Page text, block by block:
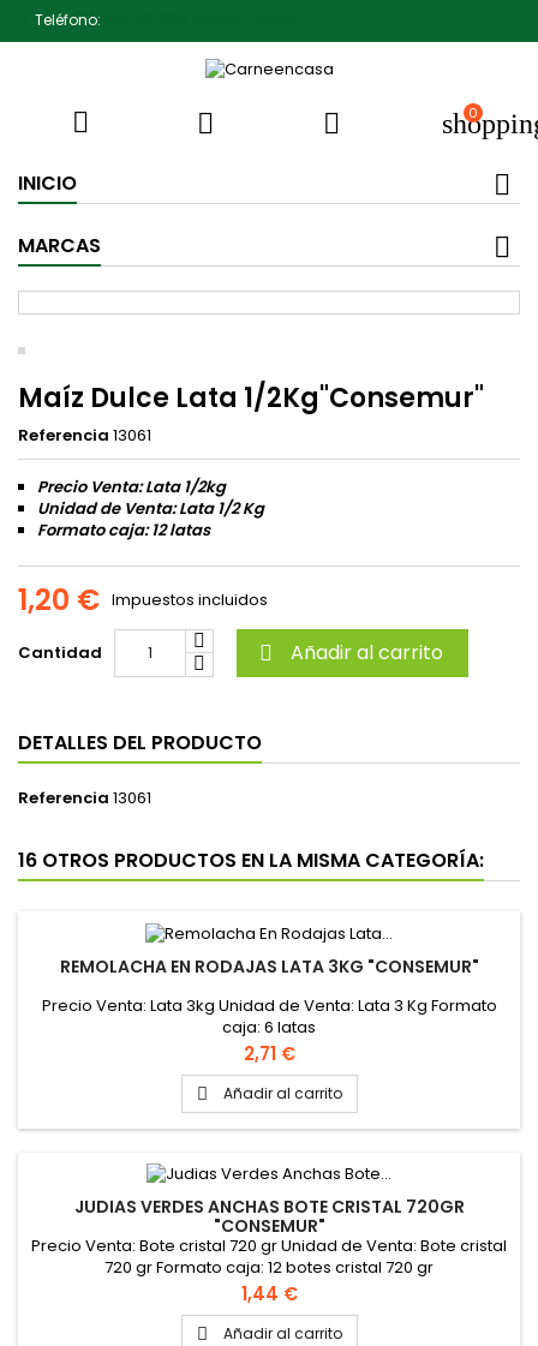
Teléfono:
   0
INICIO
MARCAS
Maíz Dulce Lata 1/2Kg"Consemur"
Referencia 13061
Precio Venta: Lata 1/2kg
Unidad de Venta: Lata 1/2 Kg
Formato caja: 12 latas
1,20 € Impuestos incluidos
Cantidad  Añadir al carrito
DETALLES DEL PRODUCTO
Referencia 13061
16 OTROS PRODUCTOS EN LA MISMA CATEGORÍA:
REMOLACHA EN RODAJAS LATA 3KG "CONSEMUR"
Precio Venta: Lata 3kg Unidad de Venta: Lata 3 Kg Formato
caja: 6 latas
Precio
2,71 €
 Añadir al carrito
JUDIAS VERDES ANCHAS BOTE CRISTAL 720GR
"CONSEMUR"
Precio Venta: Bote cristal 720 gr Unidad de Venta: Bote cristal
720 gr Formato caja: 12 botes cristal 720 gr
Precio
1,44 €
 Añadir al carrito